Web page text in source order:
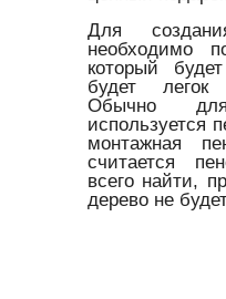
Для
необходимо
который
будет легок
Обычно
используется
монтажная
считается
всего найти,
дерево не